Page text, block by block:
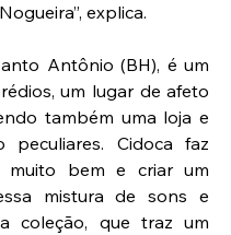
explica.
Antônio (BH), é um
um lugar de afeto
também uma loja e
Cidoca faz
muito bem e criar um
mistura de sons e
coleção, que traz um